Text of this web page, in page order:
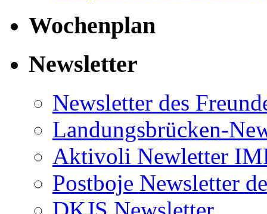
Wochenplan
Newsletter
Newsletter des
Landungsbrücken-
Aktivoli Newletter
Postboje Newsletter